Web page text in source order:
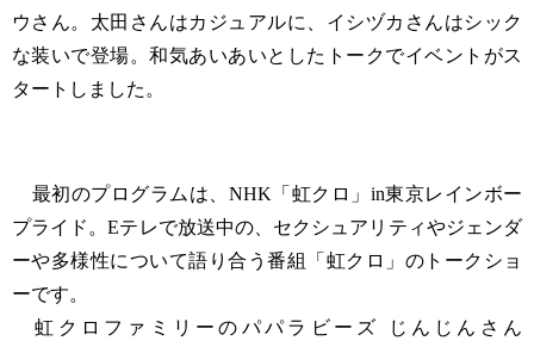
ウさん。太田さんはカジュアルに、イシヅカさんはシック
な装いで登場。和気あいあいとしたトークでイベントがス
タートしました。
最初のプログラムは、NHK「虹クロ」in東京レインボー
プライド。Eテレで放送中の、セクシュアリティやジェンダ
ーや多様性について語り合う番組「虹クロ」のトークショ
ーです。
虹クロファミリーのパパラビーズ じんじんさん